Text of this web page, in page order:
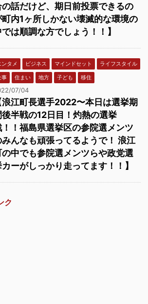
の話だけど、期日前投票できるの
町内1ヶ所しかない壊滅的な環境の
では順調な方でしょう！！】
ンタメ ビジネス マインドセット
ライフスタイル
事
住まい 地方 子ども 移住
07/04
浪江町長選手2022〜本日は選挙期
後半戦の12日目！灼熱の選挙
！！福島県選挙区の参院選メンツ
みんなも頑張ってるようで！ 浪江
の中でも参院選メンツらや政党選
ーがしっかり走ってます！！】
ク